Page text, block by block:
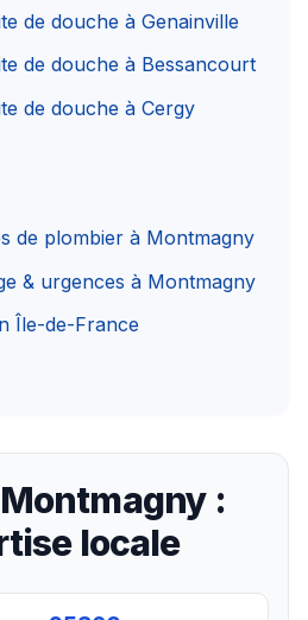
de douche à Genainville
de douche à Bessancourt
de douche à Cergy
de plombier à Montmagny
& urgences à Montmagny
Île-de-France
:
locale